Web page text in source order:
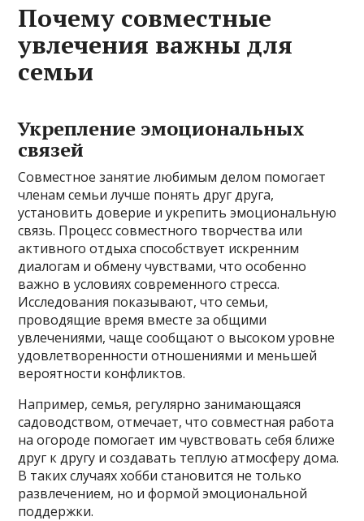
Почему совместные
увлечения важны для
семьи
Укрепление эмоциональных
связей
Совместное занятие любимым делом помогает
членам семьи лучше понять друг друга,
установить доверие и укрепить эмоциональную
связь. Процесс совместного творчества или
активного отдыха способствует искренним
диалогам и обмену чувствами, что особенно
важно в условиях современного стресса.
Исследования показывают, что семьи,
проводящие время вместе за общими
увлечениями, чаще сообщают о высоком уровне
удовлетворенности отношениями и меньшей
вероятности конфликтов.
Например, семья, регулярно занимающаяся
садоводством, отмечает, что совместная работа
на огороде помогает им чувствовать себя ближе
друг к другу и создавать теплую атмосферу дома.
В таких случаях хобби становится не только
развлечением, но и формой эмоциональной
поддержки.